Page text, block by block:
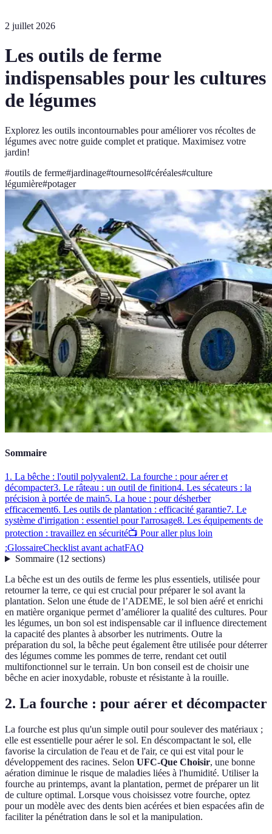
2 juillet 2026
Les outils de ferme
indispensables pour les cultures
de légumes
Explorez les outils incontournables pour améliorer vos récoltes de
légumes avec notre guide complet et pratique. Maximisez votre
jardin!
#outils de ferme#jardinage#tournesol#céréales#culture
légumière#potager
Sommaire
1. La bêche : l'outil polyvalent2. La fourche : pour aérer et
décompacter3. Le râteau : un outil de finition4. Les sécateurs : la
précision à portée de main5. La houe : pour désherber
efficacement6. Les outils de plantation : efficacité garantie7. Le
système d'irrigation : essentiel pour l'arrosage8. Les équipements de
protection : travaillez en sécurité📺 Pour aller plus loin
:GlossaireChecklist avant achatFAQ
Sommaire(12 sections)
La bêche est un des outils de ferme les plus essentiels, utilisée pour
retourner la terre, ce qui est crucial pour préparer le sol avant la
plantation. Selon une étude de l’ADEME, le sol bien aéré et enrichi
en matière organique permet d’améliorer la qualité des cultures. Pour
les légumes, un bon sol est indispensable car il influence directement
la capacité des plantes à absorber les nutriments. Outre la
préparation du sol, la bêche peut également être utilisée pour déterrer
des légumes comme les pommes de terre, rendant cet outil
multifonctionnel sur le terrain. Un bon conseil est de choisir une
bêche en acier inoxydable, robuste et résistante à la rouille.
2. La fourche : pour aérer et décompacter
La fourche est plus qu'un simple outil pour soulever des matériaux ;
elle est essentielle pour aérer le sol. En déscompactant le sol, elle
favorise la circulation de l'eau et de l'air, ce qui est vital pour le
développement des racines. Selon UFC-Que Choisir, une bonne
aération diminue le risque de maladies liées à l'humidité. Utiliser la
fourche au printemps, avant la plantation, permet de préparer un lit
de culture optimal. Lorsque vous choisissez votre fourche, optez
pour un modèle avec des dents bien acérées et bien espacées afin de
faciliter la pénétration dans le sol et la manipulation.